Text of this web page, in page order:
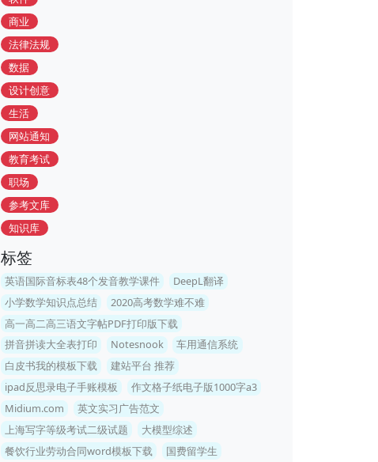
商业
法律法规
数据
设计创意
生活
网站通知
教育考试
职场
参考文库
知识库
标签
英语国际音标表48个发音教学课件
DeepL翻译
小学数学知识点总结
2020高考数学难不难
高一高二高三语文字帖PDF打印版下载
拼音拼读大全表打印
Notesnook
车用通信系统
白皮书我的模板下载
建站平台 推荐
ipad反思录电子手账模板
作文格子纸电子版1000字a3
Midium.com
英文实习广告范文
上海写字等级考试二级试题
大模型综述
餐饮行业劳动合同word模板下载
国费留学生